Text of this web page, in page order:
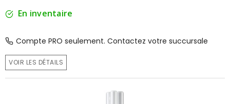
En inventaire
Compte PRO seulement. Contactez votre succursale
VOIR LES DÉTAILS